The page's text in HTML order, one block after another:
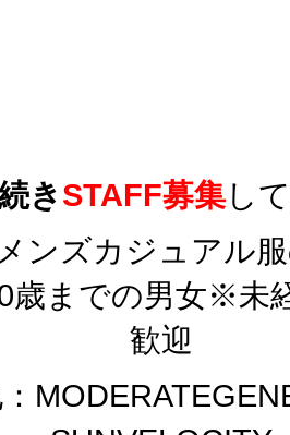
きSTAFF募集し
ンズカジュアル
歳までの男女※未
歓迎